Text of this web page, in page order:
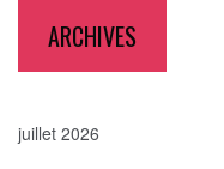
ARCHIVES
juillet 2026